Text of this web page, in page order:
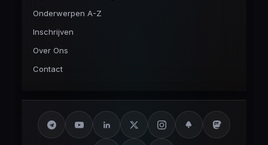
Onderwerpen A-Z
Inschrijven
Over Ons
Contact